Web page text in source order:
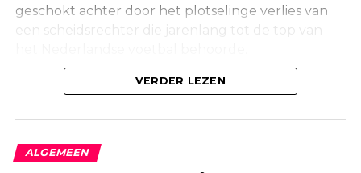
geschokt achter door het plotselinge verlies van
een scheidsrechter die jarenlang tot de top van
Onderzoek na vondst in woning
Maandag werd in een woning aan de Korte
Molenstraat in Borculo een overleden persoon
aangetroffen. Kort daarna bevestigde de politie
VERDER LEZEN
ALGEMEEN